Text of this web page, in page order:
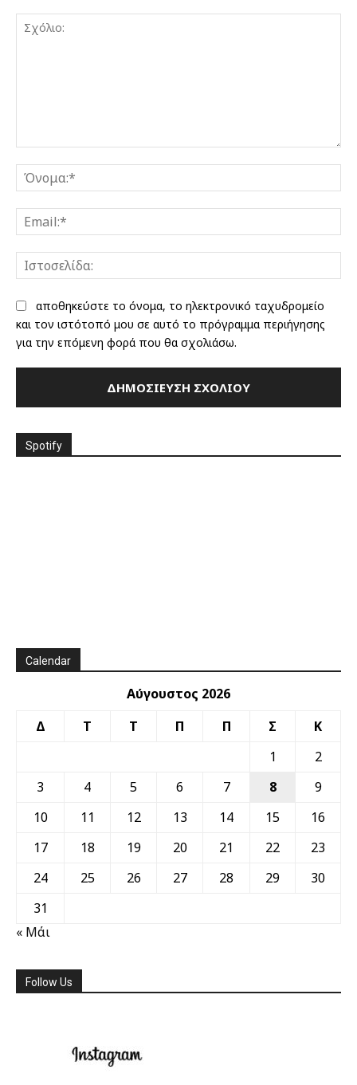
αποθηκεύστε το όνομα, το ηλεκτρονικό ταχυδρομείο
και τον ιστότοπό μου σε αυτό το πρόγραμμα περιήγησης
για την επόμενη φορά που θα σχολιάσω.
Spotify
Calendar
Αύγουστος 2026
Δ
Τ Τ Π Π Σ
Κ
1
2
3
4 5 6 7 8
9
10
11 12 13 14 15
16
17
18 19 20 21 22
23
24
25 26 27 28 29
30
31
« Μάι
Follow Us